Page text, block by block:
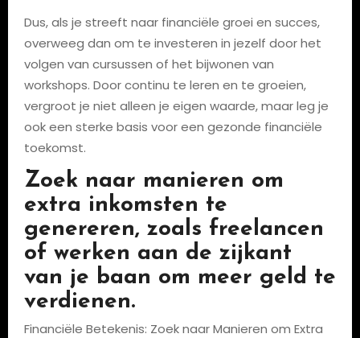
Dus, als je streeft naar financiële groei en succes,
overweeg dan om te investeren in jezelf door het
volgen van cursussen of het bijwonen van
workshops. Door continu te leren en te groeien,
vergroot je niet alleen je eigen waarde, maar leg je
ook een sterke basis voor een gezonde financiële
toekomst.
Zoek naar manieren om
extra inkomsten te
genereren, zoals freelancen
of werken aan de zijkant
van je baan om meer geld te
verdienen.
Financiële Betekenis: Zoek naar Manieren om Extra